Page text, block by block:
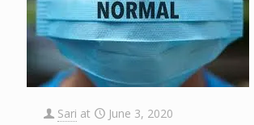
Sari at June 3, 2020